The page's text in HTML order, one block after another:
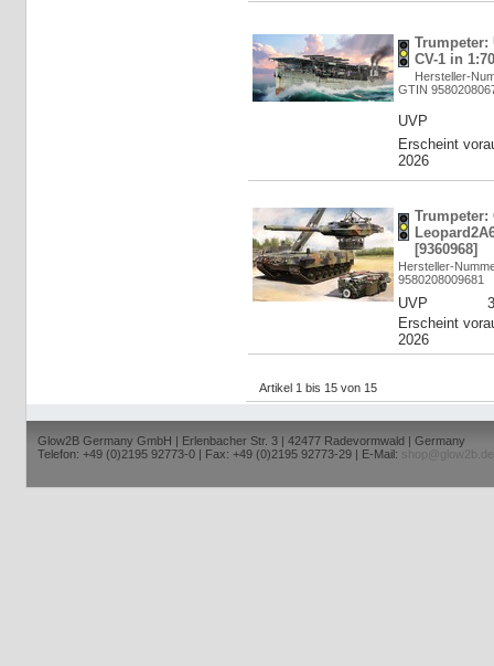
Trumpeter:
CV-1 in
Hersteller-
GTIN
UVP
Erscheint
2026
Trumpeter:
[9360968]
Hersteller-
9580208009681
UVP
Erscheint
2026
Artikel 1 bis 15 von 15
Glow2B Germany GmbH | Erlenbacher Str. 3 | 42477 Radevormwald | Germany
Telefon: +49 (0)2195 92773-0 | Fax: +49 (0)2195 92773-29 | E-Mail:
shop@glow2b.de